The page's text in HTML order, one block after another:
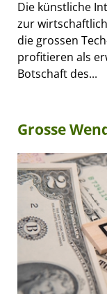
Die künstliche
zur
die grossen
profitieren als
Botschaft des...
Grosse